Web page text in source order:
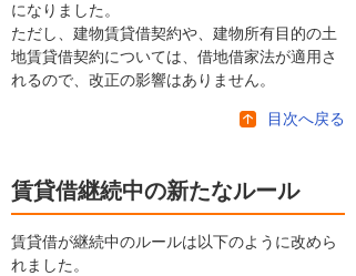
になりました。
ただし、建物賃貸借契約や、建物所有目的の土
地賃貸借契約については、借地借家法が適用さ
れるので、改正の影響はありません。
目次へ戻る
賃貸借継続中の新たなルール
賃貸借が継続中のルールは以下のように改めら
れました。